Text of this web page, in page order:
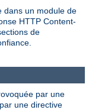
dans un module de
HTTP Content-
de
par une
, par une directive